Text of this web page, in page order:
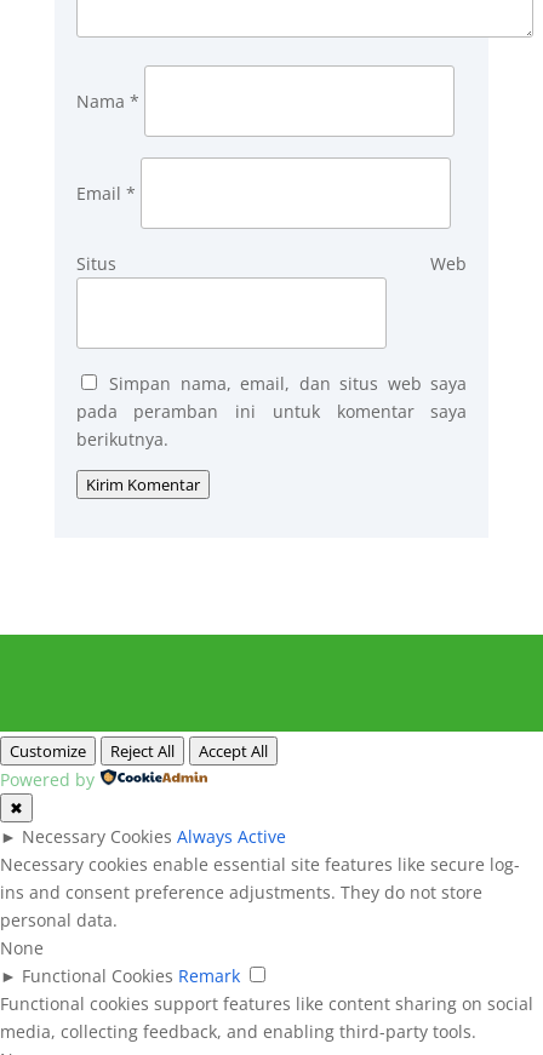
Nama *
Email *
Situs Web
Simpan nama, email, dan situs web saya
pada peramban ini untuk komentar saya
berikutnya.
Kirim Komentar
Customize Reject All Accept All
Powered by
✖
► Necessary Cookies Always Active
Necessary cookies enable essential site features like secure log-
ins and consent preference adjustments. They do not store
personal data.
None
► Functional Cookies Remark
Functional cookies support features like content sharing on social
media, collecting feedback, and enabling third-party tools.